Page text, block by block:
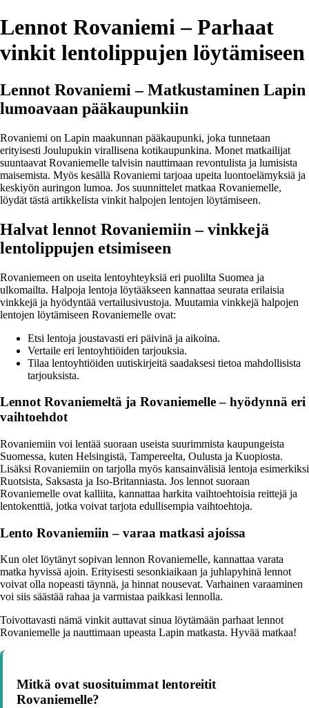
Lennot Rovaniemi – Parhaat
vinkit lentolippujen löytämiseen
Lennot Rovaniemi – Matkustaminen Lapin
lumoavaan pääkaupunkiin
Rovaniemi on Lapin maakunnan pääkaupunki, joka tunnetaan
erityisesti Joulupukin virallisena kotikaupunkina. Monet matkailijat
suuntaavat Rovaniemelle talvisin nauttimaan revontulista ja lumisista
maisemista. Myös kesällä Rovaniemi tarjoaa upeita luontoelämyksiä ja
keskiyön auringon lumoa. Jos suunnittelet matkaa Rovaniemelle,
löydät tästä artikkelista vinkit halpojen lentojen löytämiseen.
Halvat lennot Rovaniemiin – vinkkejä
lentolippujen etsimiseen
Rovaniemeen on useita lentoyhteyksiä eri puolilta Suomea ja
ulkomailta. Halpoja lentoja löytääkseen kannattaa seurata erilaisia
vinkkejä ja hyödyntää vertailusivustoja. Muutamia vinkkejä halpojen
lentojen löytämiseen Rovaniemelle ovat:
Etsi lentoja joustavasti eri päivinä ja aikoina.
Vertaile eri lentoyhtiöiden tarjouksia.
Tilaa lentoyhtiöiden uutiskirjeitä saadaksesi tietoa mahdollisista
tarjouksista.
Lennot Rovaniemeltä ja Rovaniemelle – hyödynnä eri
vaihtoehdot
Rovaniemiin voi lentää suoraan useista suurimmista kaupungeista
Suomessa, kuten Helsingistä, Tampereelta, Oulusta ja Kuopiosta.
Lisäksi Rovaniemiin on tarjolla myös kansainvälisiä lentoja esimerkiksi
Ruotsista, Saksasta ja Iso-Britanniasta. Jos lennot suoraan
Rovaniemelle ovat kalliita, kannattaa harkita vaihtoehtoisia reittejä ja
lentokenttiä, jotka voivat tarjota edullisempia vaihtoehtoja.
Lento Rovaniemiin – varaa matkasi ajoissa
Kun olet löytänyt sopivan lennon Rovaniemelle, kannattaa varata
matka hyvissä ajoin. Erityisesti sesonkiaikaan ja juhlapyhinä lennot
voivat olla nopeasti täynnä, ja hinnat nousevat. Varhainen varaaminen
voi siis säästää rahaa ja varmistaa paikkasi lennolla.
Toivottavasti nämä vinkit auttavat sinua löytämään parhaat lennot
Rovaniemelle ja nauttimaan upeasta Lapin matkasta. Hyvää matkaa!
Mitkä ovat suosituimmat lentoreitit
Rovaniemelle?